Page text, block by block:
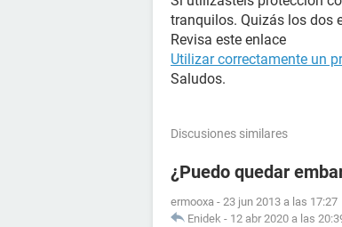
tranquilos. Quizás los dos
Revisa este enlace
Utilizar correctamente un
Saludos.
Discusiones similares
¿Puedo quedar
ermooxa - 23 jun 2013 a las 17:27
Enidek - 12 abr 2020 a las